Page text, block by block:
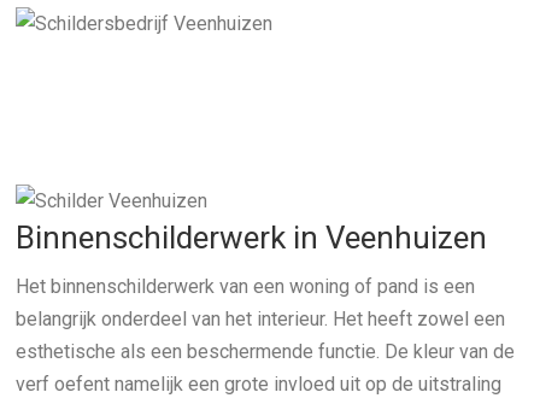
Binnenschilderwerk in Veenhuizen
Het binnenschilderwerk van een woning of pand is een
belangrijk onderdeel van het interieur. Het heeft zowel een
esthetische als een beschermende functie. De kleur van de
verf oefent namelijk een grote invloed uit op de uitstraling